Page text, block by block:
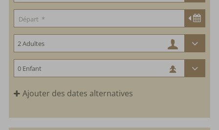
Nature
&
Culture
Ajouter des dates alternatives